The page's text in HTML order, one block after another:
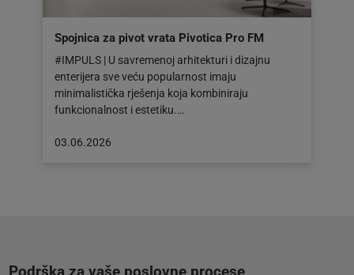
Spojnica za pivot vrata Pivotica Pro FM
#IMPULS | U savremenoj arhitekturi i dizajnu
enterijera sve veću popularnost imaju
minimalistička rješenja koja kombiniraju
funkcionalnost i estetiku.…
Objava
03.06.2026